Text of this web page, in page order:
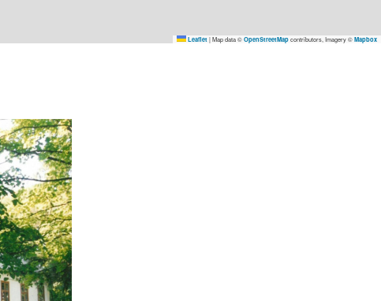
Leaflet |Map data © OpenStreetMap contributors, Imagery © Mapbox